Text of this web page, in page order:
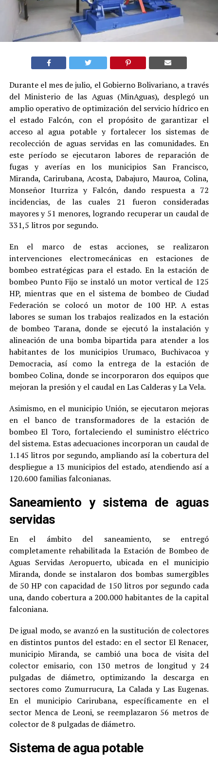
Durante el mes de julio, el Gobierno Bolivariano, a través
del Ministerio de las Aguas (MinAguas), desplegó un
amplio operativo de optimización del servicio hídrico en
el estado Falcón, con el propósito de garantizar el
acceso al agua potable y fortalecer los sistemas de
recolección de aguas servidas en las comunidades. En
este período se ejecutaron labores de reparación de
fugas y averías en los municipios San Francisco,
Miranda, Carirubana, Acosta, Dabajuro, Mauroa, Colina,
Monseñor Iturriza y Falcón, dando respuesta a 72
incidencias, de las cuales 21 fueron consideradas
mayores y 51 menores, logrando recuperar un caudal de
331,5 litros por segundo.
En el marco de estas acciones, se realizaron
intervenciones electromecánicas en estaciones de
bombeo estratégicas para el estado. En la estación de
bombeo Punto Fijo se instaló un motor vertical de 125
HP, mientras que en el sistema de bombeo de Ciudad
Federación se colocó un motor de 100 HP. A estas
labores se suman los trabajos realizados en la estación
de bombeo Tarana, donde se ejecutó la instalación y
alineación de una bomba bipartida para atender a los
habitantes de los municipios Urumaco, Buchivacoa y
Democracia, así como la entrega de la estación de
bombeo Colina, donde se incorporaron dos equipos que
mejoran la presión y el caudal en Las Calderas y La Vela.
Asimismo, en el municipio Unión, se ejecutaron mejoras
en el banco de transformadores de la estación de
bombeo El Toro, fortaleciendo el suministro eléctrico
del sistema. Estas adecuaciones incorporan un caudal de
1.145 litros por segundo, ampliando así la cobertura del
despliegue a 13 municipios del estado, atendiendo así a
120.600 familias falconianas.
Saneamiento y sistema de aguas
servidas
En el ámbito del saneamiento, se entregó
completamente rehabilitada la Estación de Bombeo de
Aguas Servidas Aeropuerto, ubicada en el municipio
Miranda, donde se instalaron dos bombas sumergibles
de 50 HP con capacidad de 150 litros por segundo cada
una, dando cobertura a 200.000 habitantes de la capital
falconiana.
De igual modo, se avanzó en la sustitución de colectores
en distintos puntos del estado: en el sector El Renacer,
municipio Miranda, se cambió una boca de visita del
colector emisario, con 130 metros de longitud y 24
pulgadas de diámetro, optimizando la descarga en
sectores como Zumurrucura, La Calada y Las Eugenas.
En el municipio Carirubana, específicamente en el
sector Menca de Leoni, se reemplazaron 56 metros de
colector de 8 pulgadas de diámetro.
Sistema de agua potable